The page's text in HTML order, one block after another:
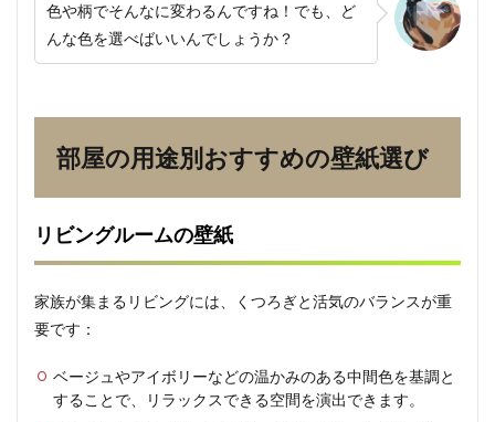
寝室
の壁
紙
の壁
紙
3
失敗
しな
い壁
びの
5つ
ト
色や柄でそんなに変わるんですね！でも、ど
んな色を選べばいいんでしょうか？
部屋の用途別おすすめの壁紙選び
リビングルームの壁紙
家族が集まるリビングには、くつろぎと活気のバランスが重
要です：
ベージュやアイボリーなどの温かみのある中間色を基調と
することで、リラックスできる空間を演出できます。